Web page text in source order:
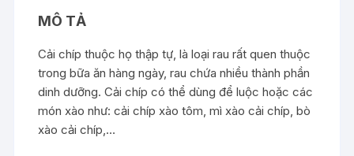
MÔ TẢ
Cải chíp thuộc họ thập tự, là loại rau rất quen thuộc
trong bữa ăn hàng ngày, rau chứa nhiều thành phần
dinh dưỡng. Cải chíp có thể dùng để luộc hoặc các
món xào như: cải chíp xào tôm, mì xào cải chíp, bò
xào cải chíp,…